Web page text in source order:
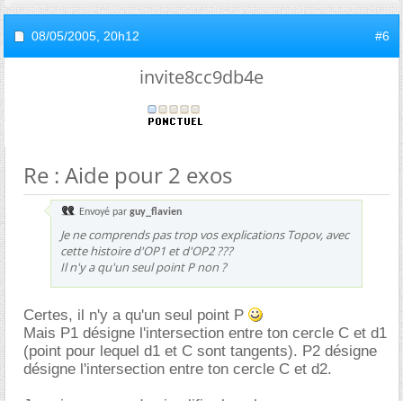
08/05/2005, 20h12 #6
invite8cc9db4e
Re : Aide pour 2 exos
Envoyé par guy_flavien
Je ne comprends pas trop vos explications Topov, avec
cette histoire d'OP1 et d'OP2 ???
Il n'y a qu'un seul point P non ?
Certes, il n'y a qu'un seul point P
Mais P1 désigne l'intersection entre ton cercle C et d1
(point pour lequel d1 et C sont tangents). P2 désigne
désigne l'intersection entre ton cercle C et d2.